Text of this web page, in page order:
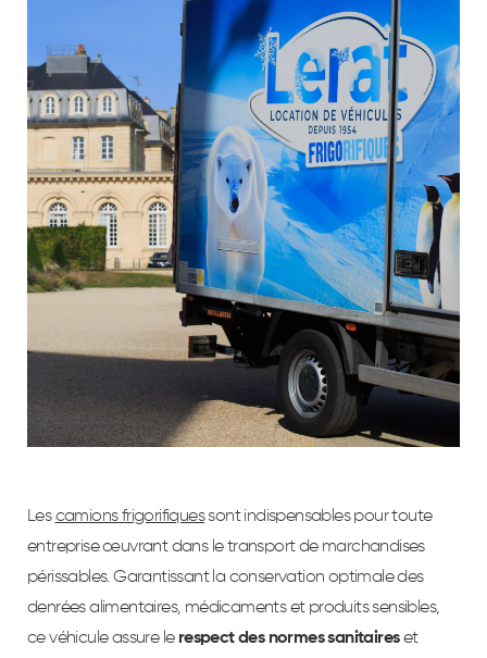
Lescamions frigorifiquessont indispensables pour toute
entreprise œuvrant dans le transport de marchandises
périssables. Garantissant la conservation optimale des
denrées alimentaires, médicaments et produits sensibles,
ce véhicule assure le respect des normes sanitaireset